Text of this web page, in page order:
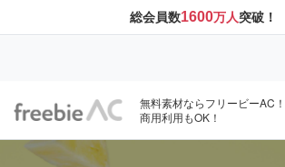
総会員数1600万人突破！
無料素材ならフリービーAC！
商用利用もOK！